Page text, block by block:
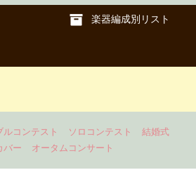
楽器編成別リスト
ルコンテスト ソロコンテスト
結婚式
バー
オータムコンサート